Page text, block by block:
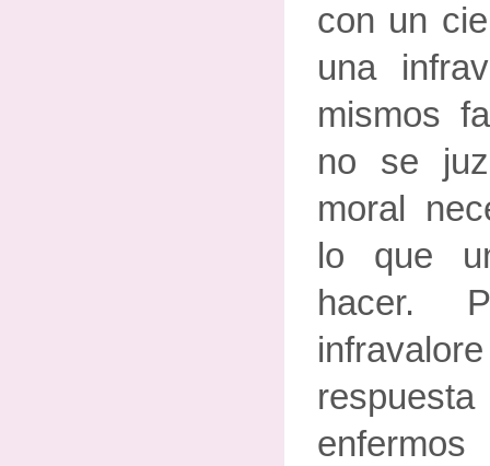
con un
una
mismos
no se
moral
lo que
hacer.